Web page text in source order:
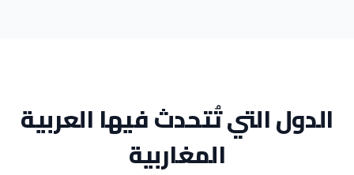
الدول التي تُتحدث فيها العربية
المغاربية